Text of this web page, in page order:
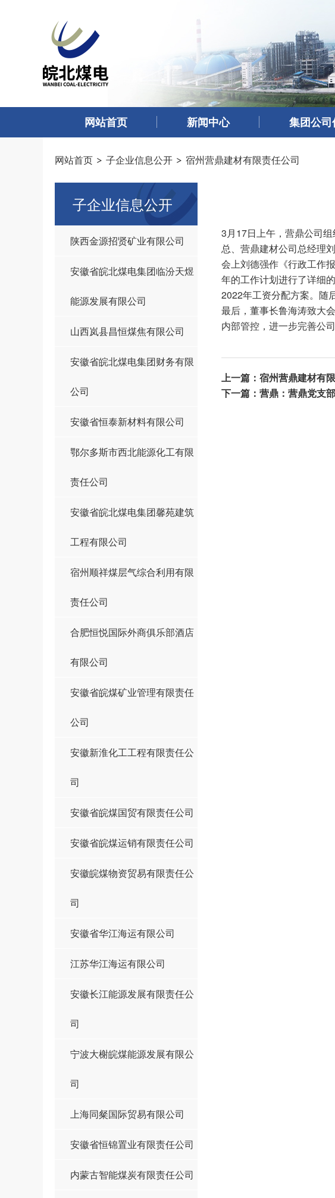
网站首页 新闻中心 集团公
网站首页 子企业信息公开 宿州营鼎建材有限责任公司
子企业信息公开
陕西金源招贤矿业有限公司
安徽省皖北煤电集团临汾天煜
能源发展有限公司
山西岚县昌恒煤焦有限公司
安徽省皖北煤电集团财务有限
公司
安徽省恒泰新材料有限公司
鄂尔多斯市西北能源化工有限
责任公司
安徽省皖北煤电集团馨苑建筑
工程有限公司
宿州顺祥煤层气综合利用有限
责任公司
合肥恒悦国际外商俱乐部酒店
有限公司
安徽省皖煤矿业管理有限责任
公司
安徽新淮化工工程有限责任公
司
安徽省皖煤国贸有限责任公司
安徽省皖煤运销有限责任公司
安徽皖煤物资贸易有限责任公
司
安徽省华江海运有限公司
江苏华江海运有限公司
安徽长江能源发展有限责任公
司
宁波大榭皖煤能源发展有限公
司
上海同粲国际贸易有限公司
安徽省恒锦置业有限责任公司
内蒙古智能煤炭有限责任公司
3月17日上午，营鼎公司
总、营鼎建材公司总经理
会上刘德强作《行政工作
年的工作计划进行了详细
2022年工资分配方案。随
最后，董事长鲁海涛致大
内部管控，进一步完善公
上一篇： 宿州营鼎建材有
下一篇： 营鼎：营鼎党支